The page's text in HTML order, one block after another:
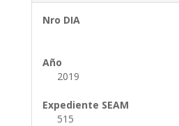
Nro DIA
Año
2019
Expediente SEAM
515